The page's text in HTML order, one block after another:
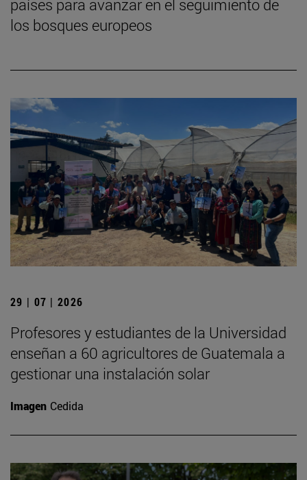
países para avanzar en el seguimiento de
los bosques europeos
29 | 07 | 2026
Profesores y estudiantes de la Universidad
enseñan a 60 agricultores de Guatemala a
gestionar una instalación solar
Imagen Cedida